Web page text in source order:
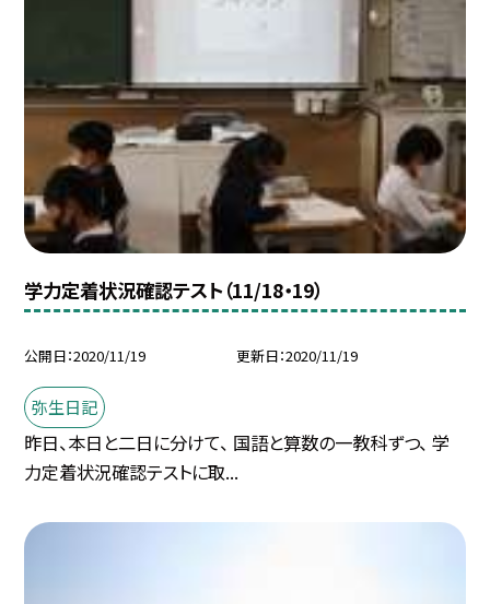
学力定着状況確認テスト（11/18・19）
公開日 2020/11/19 更新日 2020/11/19
弥生日記
昨日、本日と二日に分けて、 国語と算数の一教科ずつ、 学
力定着状況確認テストに取...